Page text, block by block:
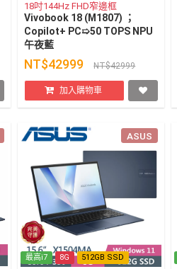
18吋144Hz FHD窄邊框
Vivobook 18 (M1807) ；
Copilot+ PC➯50 TOPS NPU
午夜藍
NT$42999 NT$42999
加入購物車
ASUS
最高i7 8G 512GB SSD